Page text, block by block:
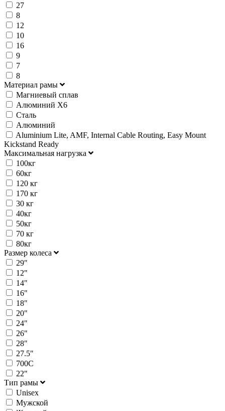
27
8
12
10
16
9
7
8
Материал рамы
Магниевый сплав
Алюминий X6
Сталь
Алюминий
Aluminium Lite, AMF, Internal Cable Routing, Easy Mount
Kickstand Ready
Максимальная нагрузка
100кг
60кг
120 кг
170 кг
30 кг
40кг
50кг
70 кг
80кг
Размер колеса
29"
12"
14"
16"
18"
20"
24"
26"
28"
27.5"
700C
22"
Тип рамы
Unisex
Мужской